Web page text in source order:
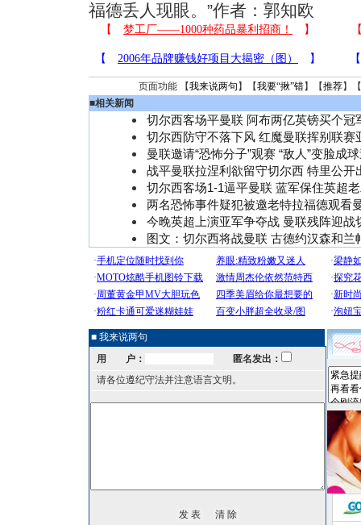
福德丢人现眼。”作者：郭知欧
页面功能 【我来说两句 】【我要“揪”错】【推荐】
■相关新闻
切尔西客场平曼联 阿布两亿英镑买个冠
切尔西防守不落下风 红魔曼联挥别联赛
曼联邀请“恐怖分子”观赛 “敌人”变脸成
战平曼联拉涅利欲留守切尔西 特里公开
切尔西客场1-1逼平曼联 蓝军保住英超
两名恐怖事件疑犯被邀老特拉福德观看
今晚英超上演亚军争夺战 曼联残阵迎战
图文：切尔西将战曼联 古德约汉森和兰
■ 我来说两句
用 户：
匿名发出：
请各位遵纪守法并注意语言文明。